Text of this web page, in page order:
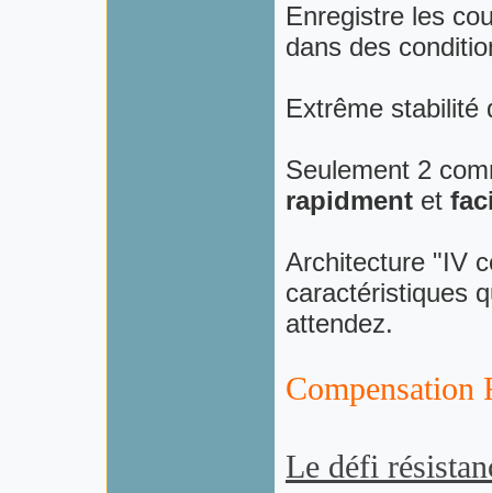
Enregistre les
dans des
Extrême stabilité
Seulement 2
rapidment et
Architecture "IV
caractéristiques
attendez.
Compensation
Le défi